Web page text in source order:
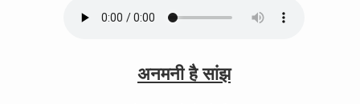
अनमनी है सांझ